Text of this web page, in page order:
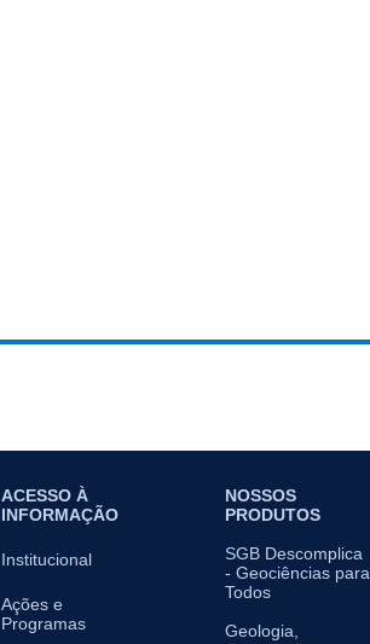
ACESSO À
INFORMAÇÃO
Institucional
Ações e
Programas
NOSSOS
PRODUTOS
SGB Descomplica
- Geociências para
Todos
Geologia,